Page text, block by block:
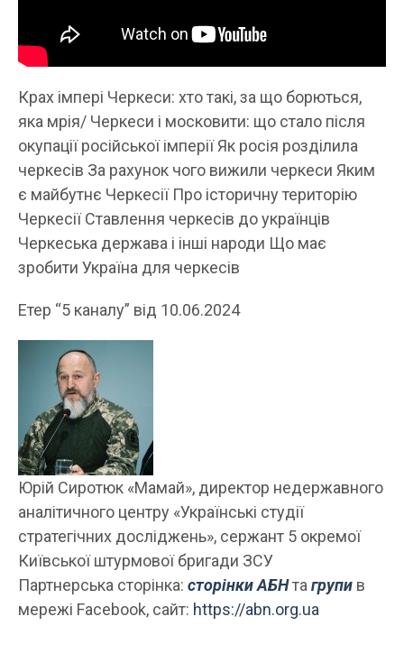
Крах імпері Черкеси: хто такі, за що борються,
яка мрія/ Черкеси і московити: що стало після
окупації російської імперії Як росія розділила
черкесів За рахунок чого вижили черкеси Яким
є майбутнє Черкесії Про історичну територію
Черкесії Ставлення черкесів до українців
Черкеська держава і інші народи Що має
зробити Україна для черкесів
Етер “5 каналу” від 10.06.2024
Юрій Сиротюк «Мамай», директор недержавного
аналітичного центру «Українські студії
стратегічних досліджень», сержант 5 окремої
Київської штурмової бригади ЗСУ
Партнерська сторінка: сторінки АБНтагрупи в
мережі Facebook, сайт: https://abn.org.ua